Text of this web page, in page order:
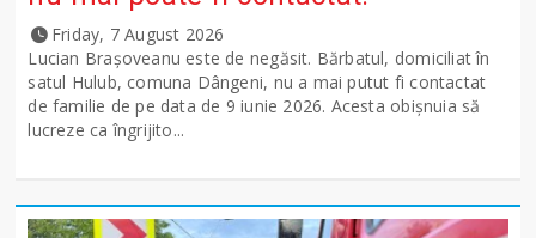
Friday, 7 August 2026
Lucian Brașoveanu este de negăsit. Bărbatul, domiciliat în
satul Hulub, comuna Dângeni, nu a mai putut fi contactat
de familie de pe data de 9 iunie 2026. Acesta obișnuia să
lucreze ca îngrijito...